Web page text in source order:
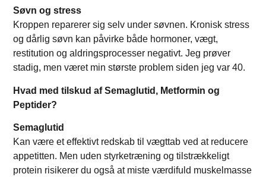
Søvn og stress
Kroppen reparerer sig selv under søvnen. Kronisk stress
og dårlig søvn kan påvirke både hormoner, vægt,
restitution og aldringsprocesser negativt. Jeg prøver
stadig, men været min største problem siden jeg var 40.
Hvad med tilskud af Semaglutid, Metformin og
Peptider?
Semaglutid
Kan være et effektivt redskab til vægttab ved at reducere
appetitten. Men uden styrketræning og tilstrækkeligt
protein risikerer du også at miste værdifuld muskelmasse